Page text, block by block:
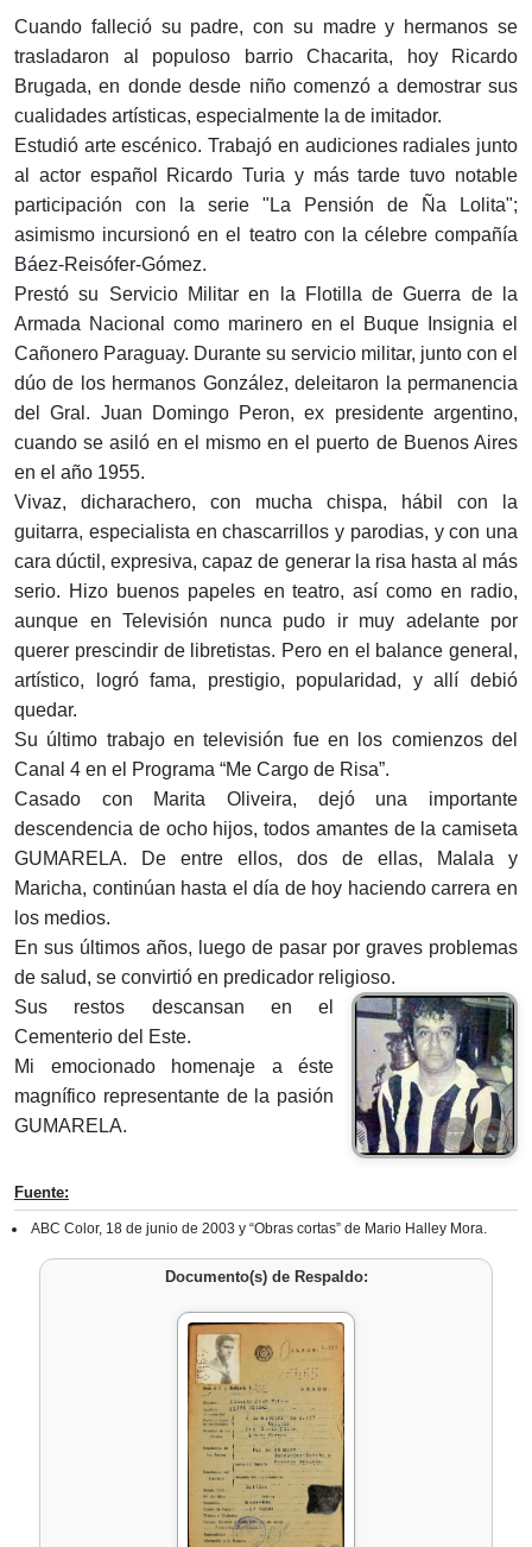
Cuando falleció su padre, con su madre y hermanos se
trasladaron al populoso barrio Chacarita, hoy Ricardo
Brugada, en donde desde niño comenzó a demostrar sus
cualidades artísticas, especialmente la de imitador.
Estudió arte escénico. Trabajó en audiciones radiales junto
al actor español Ricardo Turia y más tarde tuvo notable
participación con la serie "La Pensión de Ña Lolita";
asimismo incursionó en el teatro con la célebre compañía
Báez-Reisófer-Gómez.
Prestó su Servicio Militar en la Flotilla de Guerra de la
Armada Nacional como marinero en el Buque Insignia el
Cañonero Paraguay. Durante su servicio militar, junto con el
dúo de los hermanos González, deleitaron la permanencia
del Gral. Juan Domingo Peron, ex presidente argentino,
cuando se asiló en el mismo en el puerto de Buenos Aires
en el año 1955.
Vivaz, dicharachero, con mucha chispa, hábil con la
guitarra, especialista en chascarrillos y parodias, y con una
cara dúctil, expresiva, capaz de generar la risa hasta al más
serio. Hizo buenos papeles en teatro, así como en radio,
aunque en Televisión nunca pudo ir muy adelante por
querer prescindir de libretistas. Pero en el balance general,
artístico, logró fama, prestigio, popularidad, y allí debió
quedar.
Su último trabajo en televisión fue en los comienzos del
Canal 4 en el Programa “Me Cargo de Risa”.
Casado con Marita Oliveira, dejó una importante
descendencia de ocho hijos, todos amantes de la camiseta
GUMARELA. De entre ellos, dos de ellas, Malala y
Maricha, continúan hasta el día de hoy haciendo carrera en
los medios.
En sus últimos años, luego de pasar por graves problemas
de salud, se convirtió en predicador religioso.
Sus restos descansan en el
Cementerio del Este.
Mi emocionado homenaje a éste
magnífico representante de la pasión
GUMARELA.
Fuente:
ABC Color, 18 de junio de 2003 y “Obras cortas” de Mario Halley Mora.
Documento(s) de Respaldo: